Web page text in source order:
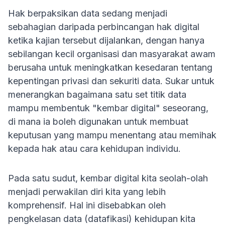
Hak berpaksikan data sedang menjadi
sebahagian daripada perbincangan hak digital
ketika kajian tersebut dijalankan, dengan hanya
sebilangan kecil organisasi dan masyarakat awam
berusaha untuk meningkatkan kesedaran tentang
kepentingan privasi dan sekuriti data. Sukar untuk
menerangkan bagaimana satu set titik data
mampu membentuk "kembar digital" seseorang,
di mana ia boleh digunakan untuk membuat
keputusan yang mampu menentang atau memihak
kepada hak atau cara kehidupan individu.
Pada satu sudut, kembar digital kita seolah-olah
menjadi perwakilan diri kita yang lebih
komprehensif. Hal ini disebabkan oleh
pengkelasan data (datafikasi) kehidupan kita